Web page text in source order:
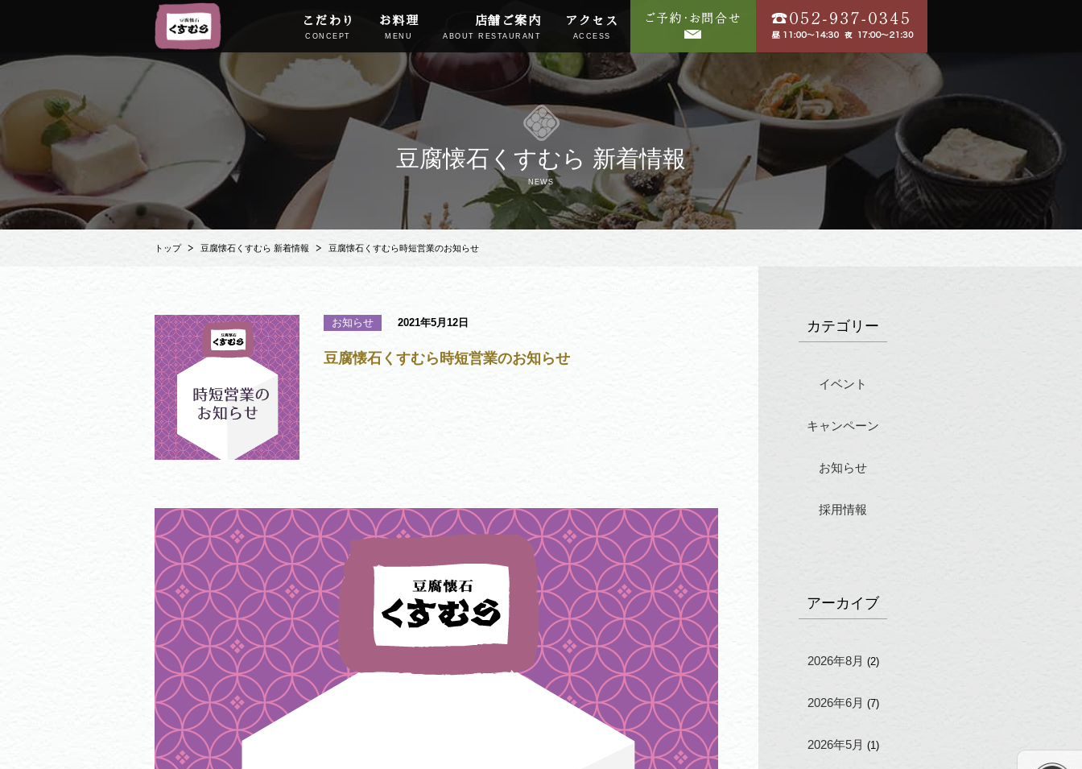
こだわり
CONCEPT
お料理
MENU
店舗ご案内
ABOUT RESTAURANT
アクセス
ACCESS
豆腐懐石くすむら 新着情報
NEWS
トップ 豆腐懐石くすむら 新着情報 豆腐懐石くすむら時短営業のお知らせ
お知らせ 2021年5月12日
豆腐懐石くすむら時短営業のお知らせ
カテゴリー
イベント
キャンペーン
お知らせ
採用情報
アーカイブ
2026年8月 (2)
2026年6月 (7)
2026年5月 (1)